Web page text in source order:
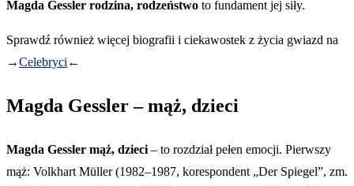
Magda Gessler rodzina, rodzeństwo to fundament jej siły.
Sprawdź również więcej biografii i ciekawostek z życia gwiazd na
→Celebryci ←
Magda Gessler – mąż, dzieci
Magda Gessler mąż, dzieci – to rozdział pełen emocji. Pierwszy
mąż: Volkhart Müller (1982–1987, korespondent „Der Spiegel”, zm.